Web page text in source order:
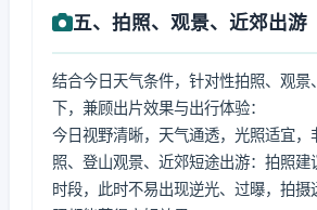
五、拍照、观景、近郊出游
结合今日天气条件，针对性拍照、观景
下，兼顾出片效果与出行体验：
今日视野清晰，天气通透，光照适宜，
照、登山观景、近郊短途出游：拍照建
时段，此时不易出现逆光、过曝，拍摄